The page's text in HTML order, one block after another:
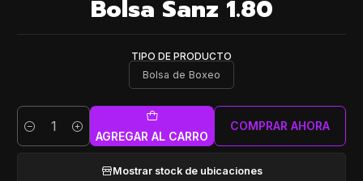
Bolsa Sanz 1.80
TIPO DE PRODUCTO
Bolsa de Boxeo
Cantidad AGREGAR AL CARRO
COMPRAR AHORA
Mostrar stock de ubicaciones